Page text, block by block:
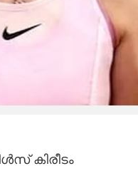
കിരീടം